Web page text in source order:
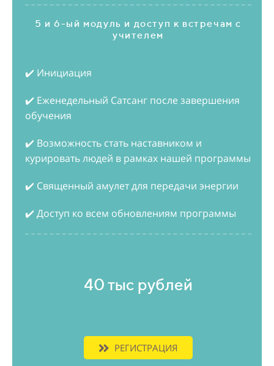
5 и 6-ый модуль и доступ к встречам с
учителем
✔️ Инициация
✔️ Еженедельный Сатсанг после завершения
обучения
✔️ Возможность стать наставником и
курировать людей в рамках нашей программы
✔️ Священный амулет для передачи энергии
✔️ Доступ ко всем обновлениям программы
40 тыс рублей
РЕГИСТРАЦИЯ